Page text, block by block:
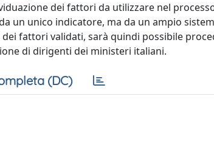
dei fattori da utilizzare nel
un unico indicatore, ma da un ampio
fattori validati, sarà quindi possibile
di dirigenti dei ministeri italiani.
(DC)